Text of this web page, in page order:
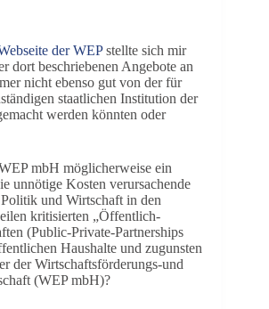
der WEPstellte sich mir
dort beschriebenen Angebote an
nicht ebenso gut von der für
staatlichen Institution der
werden könnten oder
mbH möglicherweise ein
unnötige Kosten verursachende
und Wirtschaft in den
kritisierten „Öffentlich-
(Public-Private-Partnerships
Haushalte und zugunsten
der Wirtschaftsförderungs-und
(WEP mbH)?